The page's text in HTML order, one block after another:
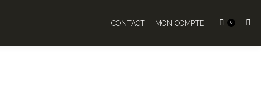
CONTACT MON COMPTE 0